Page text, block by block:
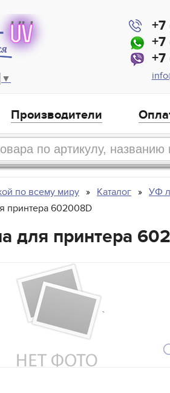
▼
+7
+7
Производители
по всему миру Каталог УФ
принтера 602008D
для принтера
`